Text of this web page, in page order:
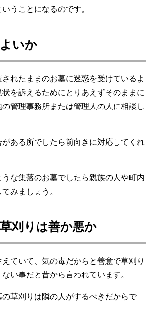
うことになるのです。
いか
れたままのお墓に迷惑を受けているよ
状を訴えるためにとりあえずそのままに
の管理事務所または管理人の人に相談し
ある所でしたら前向きに対応してくれ
な集落のお墓でしたら親族の人や町内
みましょう。
刈りは善か悪か
ていて、気の毒だからと善意で草刈り
い事だと昔から言われています。
草刈りは隣の人がするべきだからで